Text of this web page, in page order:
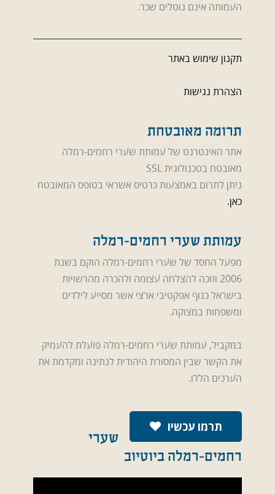
העמותה אינם נוטלים שכר.
תקנון שימוש באתר
הצהרת נגישות
תרומה מאובטחת
אתר האינטרנט של עמותת שערי רחמים-רמלה
מאובטח בטכנולוגית SSL
ניתן לתרום באמצעות כרטיס אשראי בטופס המאובטח
כאן.
עמותת שערי רחמים-רמלה
מפעל החסד של שערי רחמים-רמלה הוקם בשנת
2006 וזוכה להצלחה עצומה ולהכרה מהרשויות
בישראל כגוף אפקטיבי ארצי אשר מסייע לילדים
ומשפחות במצוקה.
במקביל, עמותת שערי רחמים-רמלה פועלת להעמיק
את הקשר שבין המסורת היהודית לנתינה ומקדמת את
הערכים הללו.
תרמו עכשיו
שערי
רחמים-רמלה ביוטיוב